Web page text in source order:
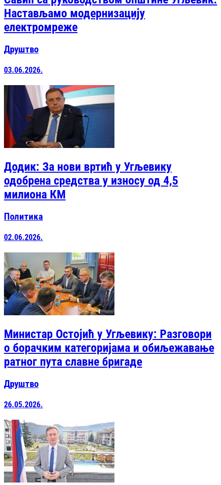
Настављамо модернизацију
електромреже
Друштво
03.06.2026.
Додик: За нови вртић у Угљевику
одобрена средства у износу од 4,5
милиона КМ
Политика
02.06.2026.
Министар Остојић у Угљевику: Разговори
о борачким категоријама и обиљежавање
ратног пута славне бригаде
Друштво
26.05.2026.